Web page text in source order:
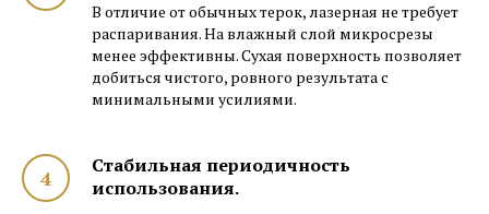
В отличие от обычных терок, лазерная не требует
распаривания. На влажный слой микросрезы
менее эффективны. Сухая поверхность позволяет
добиться чистого, ровного результата с
минимальными усилиями.
Стабильная периодичность
использования.